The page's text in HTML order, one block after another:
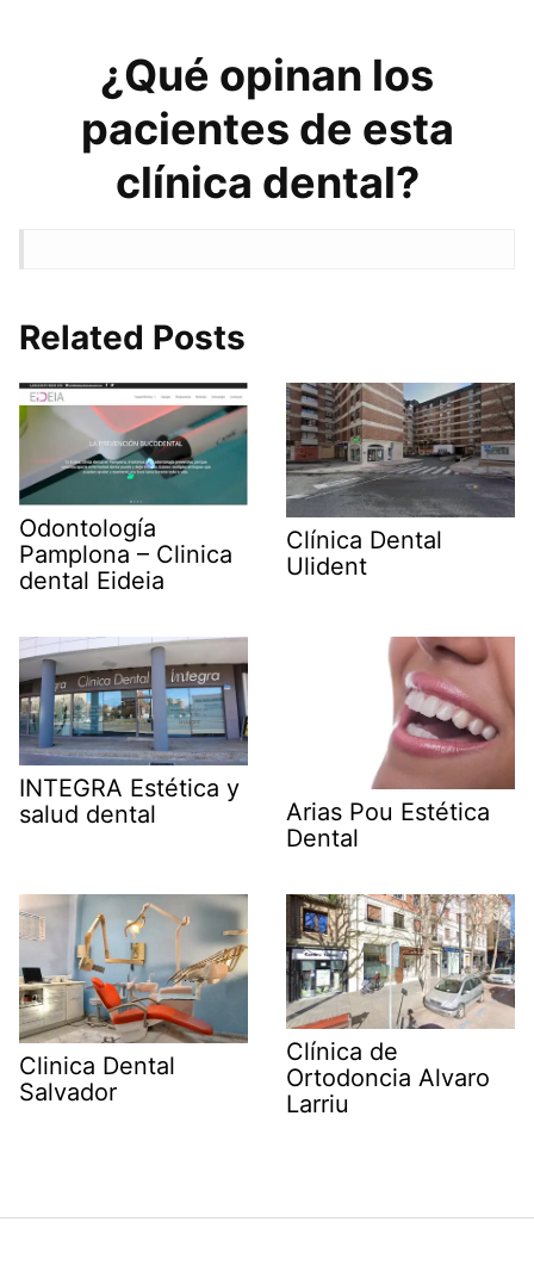
¿Qué opinan los
pacientes de esta
clínica dental?
Related Posts
Odontología
Pamplona – Clinica
dental Eideia
Clínica Dental
Ulident
INTEGRA Estética y
salud dental
Arias Pou Estética
Dental
Clinica Dental
Salvador
Clínica de
Ortodoncia Alvaro
Larriu